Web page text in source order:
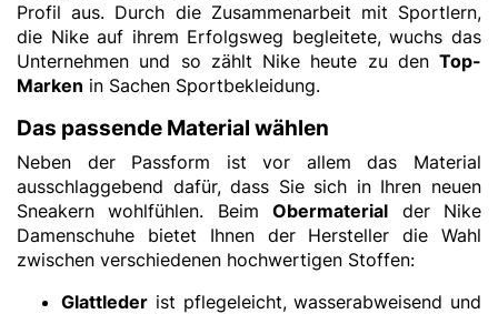
Profil aus. Durch die Zusammenarbeit mit Sportlern,
die Nike auf ihrem Erfolgsweg begleitete, wuchs das
Unternehmen und so zählt Nike heute zu den Top-
Marken in Sachen Sportbekleidung.
Das passende Material wählen
Neben der Passform ist vor allem das Material
ausschlaggebend dafür, dass Sie sich in Ihren neuen
Sneakern wohlfühlen. BeimObermaterial der Nike
Damenschuhe bietet Ihnen der Hersteller die Wahl
zwischen verschiedenen hochwertigen Stoffen:
Glattleder ist pflegeleicht, wasserabweisend und